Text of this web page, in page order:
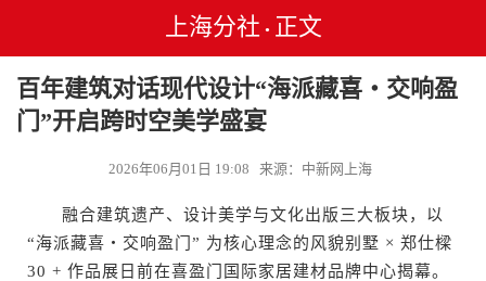
上海分社 • 正文
百年建筑对话现代设计“海派藏喜・交响盈
门”开启跨时空美学盛宴
2026年06月01日 19:08 来源：中新网上海
融合建筑遗产、设计美学与文化出版三大板块，以
“海派藏喜・交响盈门” 为核心理念的风貌别墅 × 郑仕樑
30 + 作品展日前在喜盈门国际家居建材品牌中心揭幕。